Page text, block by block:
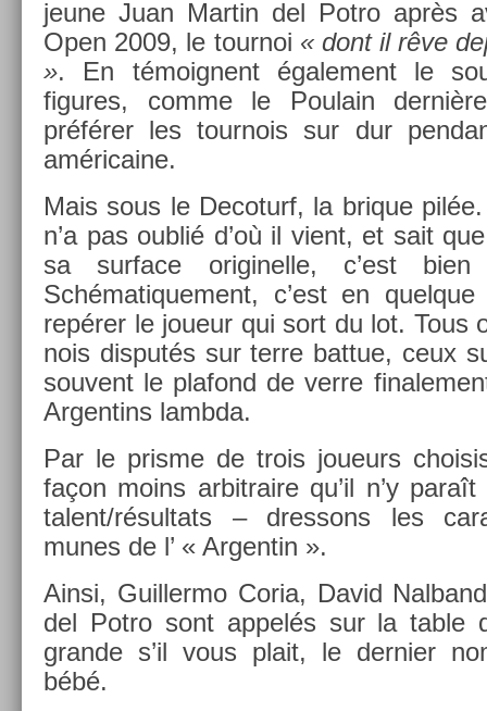
jeune Juan Mar­tin del Potro après
Open 2009, le tour­noi « dont il rêve
». En témoig­nent égale­ment le
figures, comme le Poulain
préférer les tour­nois sur dur
américaine.
Mais sous le De­coturf, la brique
n’a pas oublié d’où il vient, et sait
sa sur­face originel­le, c’est
Schématique­ment, c’est en
repérer le joueur qui sort du lot. Tous
nois dis­putés sur terre bat­tue, ceux
souvent le plafond de verre
Ar­gentins lambda.
Par le pris­me de trois joueurs
façon moins ar­bitraire qu’il n’y
talent/résul­tats – dres­sons les
munes de l’ « Ar­gentin ».
Ainsi, Guil­lermo Coria, David
del Potro sont appelés sur la table
gran­de s’il vous plait, le de­rni­er
bébé.